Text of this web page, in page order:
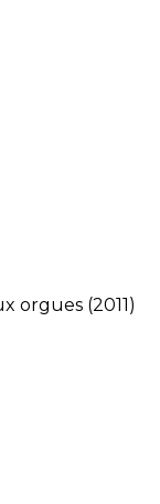
orgues (2011)